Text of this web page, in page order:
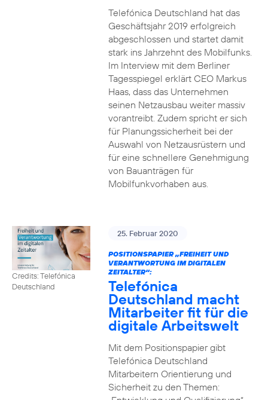
Telefónica Deutschland hat das
Geschäftsjahr 2019 erfolgreich
abgeschlossen und startet damit
stark ins Jahrzehnt des Mobilfunks.
Im Interview mit dem Berliner
Tagesspiegel erklärt CEO Markus
Haas, dass das Unternehmen
seinen Netzausbau weiter massiv
vorantreibt. Zudem spricht er sich
für Planungssicherheit bei der
Auswahl von Netzausrüstern und
für eine schnellere Genehmigung
von Bauanträgen für
Mobilfunkvorhaben aus.
Credits: Telefónica
Deutschland
25. Februar 2020
POSITIONSPAPIER „FREIHEIT UND
VERANTWORTUNG IM DIGITALEN
ZEITALTER“:
Telefónica
Deutschland macht
Mitarbeiter fit für die
digitale Arbeitswelt
Mit dem Positionspapier gibt
Telefónica Deutschland
Mitarbeitern Orientierung und
Sicherheit zu den Themen: